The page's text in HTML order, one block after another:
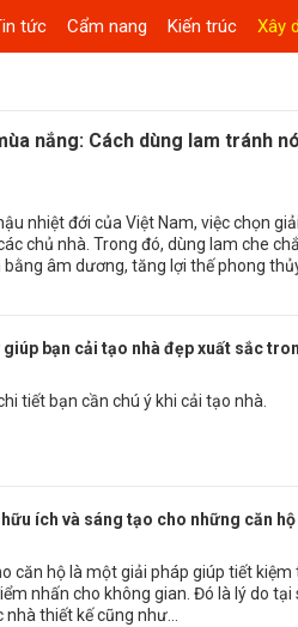
tức Cẩm nang Kiến trúc Xây
nắng: Cách dùng lam tránh
nhiệt đới của Việt Nam, việc chọn
chủ nhà. Trong đó, dùng lam che
âm dương, tăng lợi thế phong thủy
bạn cải tạo nhà đẹp xuất sắc
tiết bạn cần chú ý khi cải tạo nhà.
ích và sáng tạo cho những căn hộ
căn hộ là một giải pháp giúp tiết kiệm
nhấn cho không gian. Đó là lý do
thiết kế cũng như...